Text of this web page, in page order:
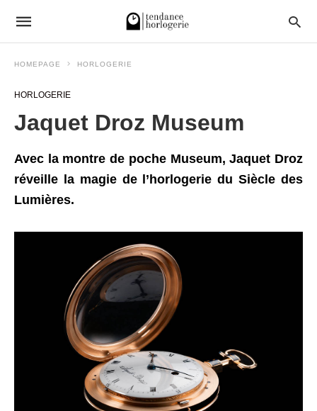
HOMEPAGE HORLOGERIE
HORLOGERIE
Jaquet Droz Museum
Avec la montre de poche Museum, Jaquet Droz
réveille la magie de l’horlogerie du Siècle des
Lumières.